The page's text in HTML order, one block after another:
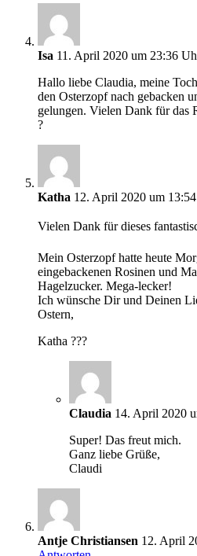
Isa 11. April 2020 um 23:36
Hallo liebe Claudia, meine
den Osterzopf nach gebacken
gelungen. Vielen Dank für das
?
Katha 12. April 2020 um
Vielen Dank für dieses
Mein Osterzopf hatte heute
eingebackenen Rosinen und
Hagelzucker. Mega-lecker!
Ich wünsche Dir und Deinen
Ostern,
Katha ???
Claudia 14. April 2020
Super! Das freut mich.
Ganz liebe Grüße,
Claudi
Antje Christiansen 12. April